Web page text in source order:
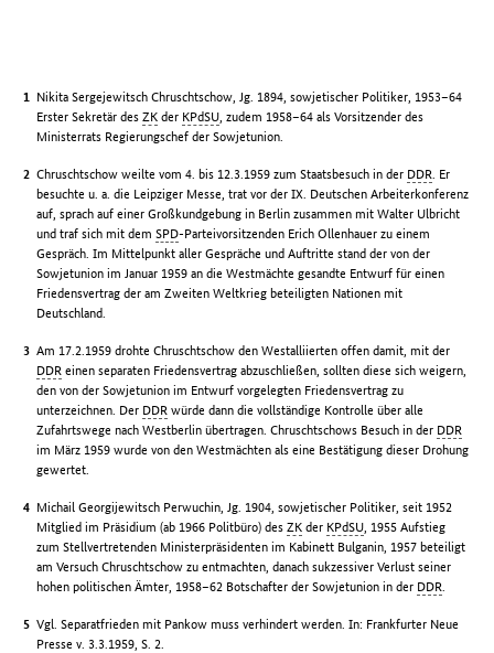
Nikita Sergejewitsch Chruschtschow, Jg. 1894, sowjetischer Politiker, 1953–64
Erster Sekretär desZK der KPdSU , zudem 1958–64 als Vorsitzender des
Ministerrats Regierungschef der Sowjetunion.
Chruschtschow weilte vom 4. bis 12.3.1959 zum Staatsbesuch in der DDR . Er
besuchte u. a. die Leipziger Messe, trat vor der IX. Deutschen Arbeiterkonferenz
auf, sprach auf einer Großkundgebung in Berlin zusammen mit Walter Ulbricht
und traf sich mit demSPD-Parteivorsitzenden Erich Ollenhauer zu einem
Gespräch. Im Mittelpunkt aller Gespräche und Auftritte stand der von der
Sowjetunion im Januar 1959 an die Westmächte gesandte Entwurf für einen
Friedensvertrag der am Zweiten Weltkrieg beteiligten Nationen mit
Deutschland.
Am 17.2.1959 drohte Chruschtschow den Westalliierten offen damit, mit der
DDR einen separaten Friedensvertrag abzuschließen, sollten diese sich weigern,
den von der Sowjetunion im Entwurf vorgelegten Friedensvertrag zu
unterzeichnen. Der DDR würde dann die vollständige Kontrolle über alle
Zufahrtswege nach Westberlin übertragen. Chruschtschows Besuch in der DDR
im März 1959 wurde von den Westmächten als eine Bestätigung dieser Drohung
gewertet.
Michail Georgijewitsch Perwuchin, Jg. 1904, sowjetischer Politiker, seit 1952
Mitglied im Präsidium (ab 1966 Politbüro) desZK der KPdSU , 1955 Aufstieg
zum Stellvertretenden Ministerpräsidenten im Kabinett Bulganin, 1957 beteiligt
am Versuch Chruschtschow zu entmachten, danach sukzessiver Verlust seiner
hohen politischen Ämter, 1958–62 Botschafter der Sowjetunion in der DDR
Vgl. Separatfrieden mit Pankow muss verhindert werden. In: Frankfurter Neue
Presse v. 3.3.1959, S. 2.